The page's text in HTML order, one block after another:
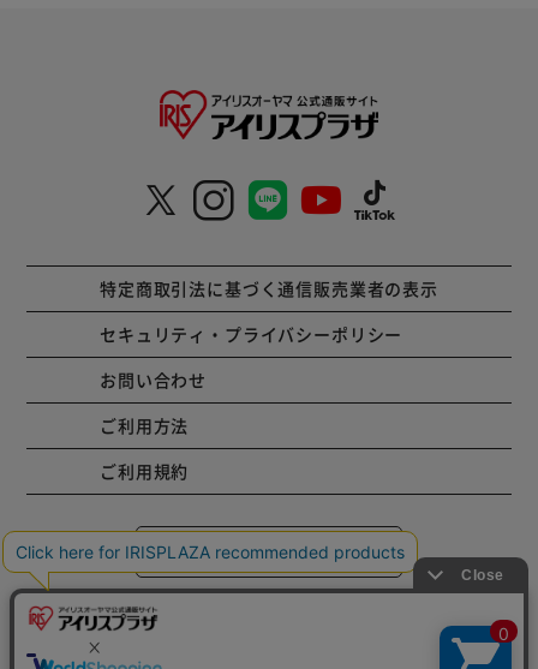
特定商取引法に基づく通信販売業者の表示
セキュリティ・プライバシーポリシー
お問い合わせ
ご利用方法
ご利用規約
コーポレートサイト